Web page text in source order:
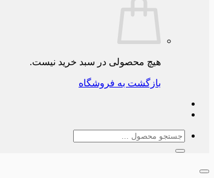
هیچ محصولی در سبد خرید نیست.
بازگشت به فروشگاه
جستجو